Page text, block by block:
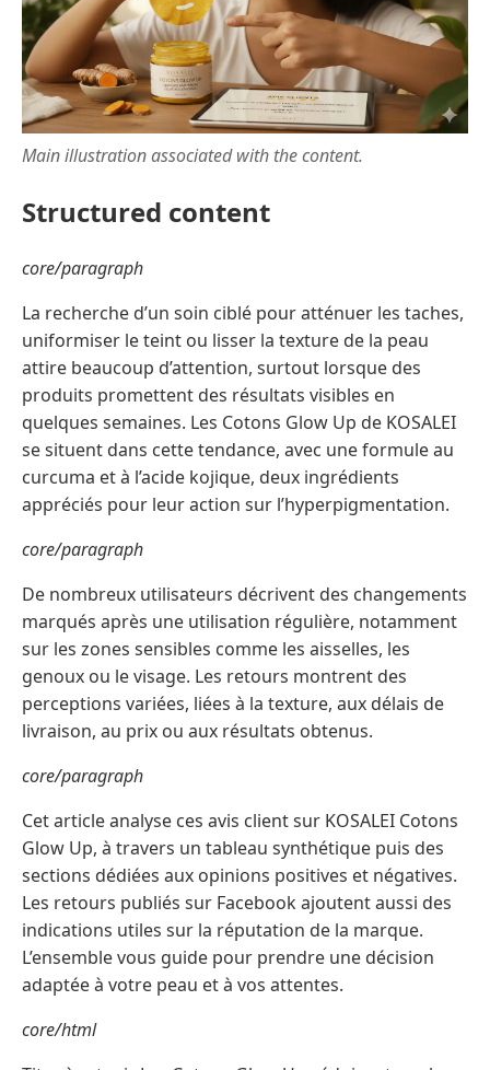
Main illustration associated with the content.
Structured content
core/paragraph
La recherche d’un soin ciblé pour atténuer les taches,
uniformiser le teint ou lisser la texture de la peau
attire beaucoup d’attention, surtout lorsque des
produits promettent des résultats visibles en
quelques semaines. Les Cotons Glow Up de KOSALEI
se situent dans cette tendance, avec une formule au
curcuma et à l’acide kojique, deux ingrédients
appréciés pour leur action sur l’hyperpigmentation.
core/paragraph
De nombreux utilisateurs décrivent des changements
marqués après une utilisation régulière, notamment
sur les zones sensibles comme les aisselles, les
genoux ou le visage. Les retours montrent des
perceptions variées, liées à la texture, aux délais de
livraison, au prix ou aux résultats obtenus.
core/paragraph
Cet article analyse ces avis client sur KOSALEI Cotons
Glow Up, à travers un tableau synthétique puis des
sections dédiées aux opinions positives et négatives.
Les retours publiés sur Facebook ajoutent aussi des
indications utiles sur la réputation de la marque.
L’ensemble vous guide pour prendre une décision
adaptée à votre peau et à vos attentes.
core/html